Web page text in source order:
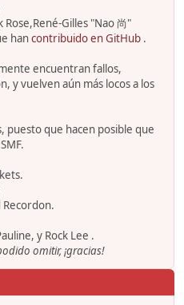
Gilles "Nao 尚"
hancontribuido en GitHub .
encuentran fallos,
y vuelven aún más locos a los
puesto que hacen posible que
Recordon.
y Rock Lee .
omitir, ¡gracias!